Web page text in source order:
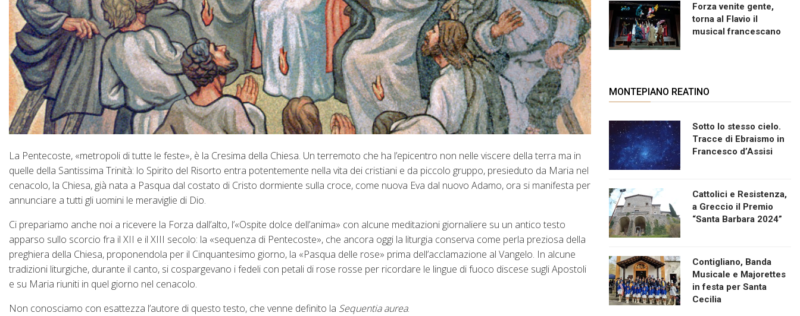
La Pentecoste, «metropoli di tutte le feste», è la Cresima della Chiesa. Un terremoto che ha l’epicentro non nelle viscere della terra ma in
quelle della Santissima Trinità: lo Spirito del Risorto entra potentemente nella vita dei cristiani e da piccolo gruppo, presieduto da Maria nel
cenacolo, la Chiesa, già nata a Pasqua dal costato di Cristo dormiente sulla croce, come nuova Eva dal nuovo Adamo, ora si manifesta per
annunciare a tutti gli uomini le meraviglie di Dio.
Ci prepariamo anche noi a ricevere la Forza dall’alto, l’«Ospite dolce dell’anima» con alcune meditazioni giornaliere su un antico testo
apparso sullo scorcio fra il XII e il XIII secolo: la «sequenza di Pentecoste», che ancora oggi la liturgia conserva come perla preziosa della
preghiera della Chiesa, proponendola per il Cinquantesimo giorno, la «Pasqua delle rose» prima dell’acclamazione al Vangelo. In alcune
tradizioni liturgiche, durante il canto, si cospargevano i fedeli con petali di rose rosse per ricordare le lingue di fuoco discese sugli Apostoli
e su Maria riuniti in quel giorno nel cenacolo.
Non conosciamo con esattezza l’autore di questo testo, che venne definito la Sequentia aurea.
Forza venite gente,
torna al Flavio il
musical francescano
MONTEPIANO REATINO
Sotto lo stesso cielo.
Tracce di Ebraismo in
Francesco d’Assisi
Cattolici e Resistenza,
a Greccio il Premio
“Santa Barbara 2024”
Contigliano, Banda
Musicale e Majorettes
in festa per Santa
Cecilia